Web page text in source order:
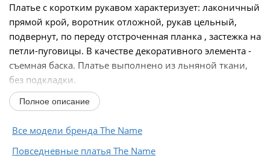
Платье с коротким рукавом характеризует: лаконичный
прямой крой, воротник отложной, рукав цельный,
подвернут, по переду отстроченная планка , застежка на
петли-пуговицы. В качестве декоративного элемента -
съемная баска. Платье выполнено из льняной ткани,
без подкладки.
Длина по спинке...
Полное описание
Все модели бренда The Name
Повседневные платья The Name